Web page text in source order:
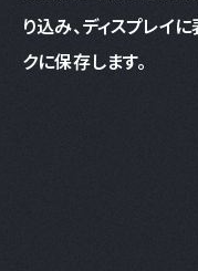
り込み、ディスプレイ
クに保存します。